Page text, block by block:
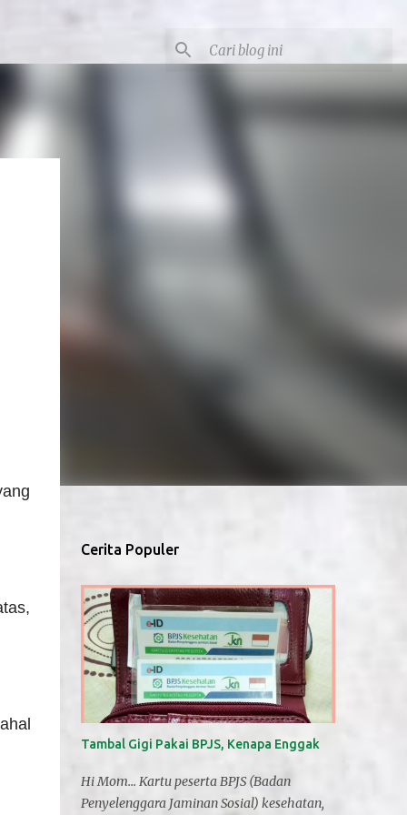
Cerita Populer
Tambal Gigi Pakai BPJS, Kenapa Enggak
Hi Mom... Kartu peserta BPJS (Badan
Penyelenggara Jaminan Sosial) kesehatan,